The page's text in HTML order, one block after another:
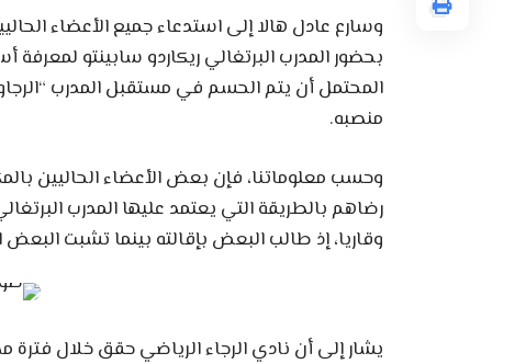
وسارع عادل هالا إلى استدعاء جميع الأعضاء
بحضور المدرب البرتغالي ريكاردو سابينتو لمعرفة
المحتمل أن يتم الحسم في مستقبل المدرب
منصبه.
وحسب معلوماتنا، فإن بعض الأعضاء الحاليين
رضاهم بالطريقة التي يعتمد عليها المدرب
وقاريا، إذ طالب البعض بإقالته بينما تشبت